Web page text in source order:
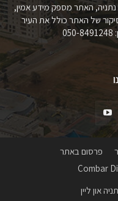
נתניה, האתר מספק מידע אמין,
של האתר כולל את העיר
פרסום באתר
און ליין